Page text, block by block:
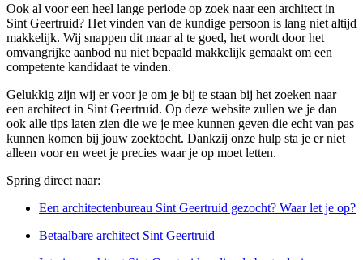
Ook al voor een heel lange periode op zoek naar een architect in
Sint Geertruid? Het vinden van de kundige persoon is lang niet altijd
makkelijk. Wij snappen dit maar al te goed, het wordt door het
omvangrijke aanbod nu niet bepaald makkelijk gemaakt om een
competente kandidaat te vinden.
Gelukkig zijn wij er voor je om je bij te staan bij het zoeken naar
een architect in Sint Geertruid. Op deze website zullen we je dan
ook alle tips laten zien die we je mee kunnen geven die echt van pas
kunnen komen bij jouw zoektocht. Dankzij onze hulp sta je er niet
alleen voor en weet je precies waar je op moet letten.
Spring direct naar:
Een architectenbureau Sint Geertruid gezocht? Waar let je op?
Betaalbare architect Sint Geertruid